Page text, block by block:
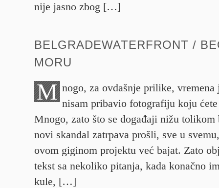
nije jasno zbog […]
BELGRADEWATERFRONT /
MORU
M nogo, za ovdašnje prilike, vremena
nisam pribavio fotografiju koju
Mnogo, zato što se događaji nižu tolikom
novi skandal zatrpava prošli, sve u
ovom giginom projektu već bajat. Zato
tekst sa nekoliko pitanja, kada konačno
kule, […]